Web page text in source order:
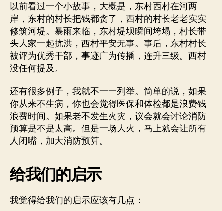
以前看过一个小故事，大概是，东村西村在河两
岸，东村的村长把钱都贪了，西村的村长老老实实
修筑河堤。暴雨来临，东村堤坝瞬间垮塌，村长带
头大家一起抗洪，西村平安无事。事后，东村村长
被评为优秀干部，事迹广为传播，连升三级。西村
没任何提及。
还有很多例子，我就不一一列举。简单的说，如果
你从来不生病，你也会觉得医保和体检都是浪费钱
浪费时间。如果老不发生火灾，议会就会讨论消防
预算是不是太高。但是一场大火，马上就会让所有
人闭嘴，加大消防预算。
给我们的启示
我觉得给我们的启示应该有几点：